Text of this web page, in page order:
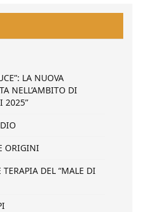
LA NUOVA
NELL’AMBITO DI
2025”
ORIGINI
DEL “MALE DI